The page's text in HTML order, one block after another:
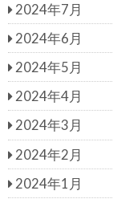
2024年7月
2024年6月
2024年5月
2024年4月
2024年3月
2024年2月
2024年1月